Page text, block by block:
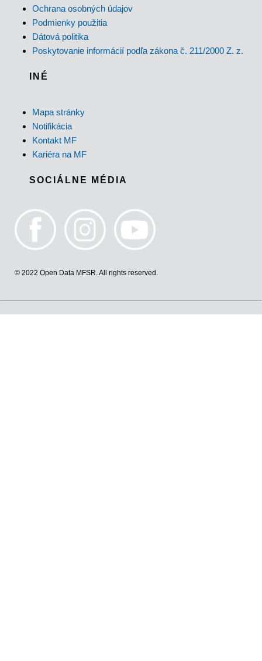
Ochrana osobných údajov
Podmienky použitia
Dátová politika
Poskytovanie informácií podľa zákona č. 211/2000 Z. z.
INÉ
Mapa stránky
Notifikácia
Kontakt MF
Kariéra na MF
SOCIÁLNE MÉDIA
© 2022 Open Data MFSR. All rights reserved.